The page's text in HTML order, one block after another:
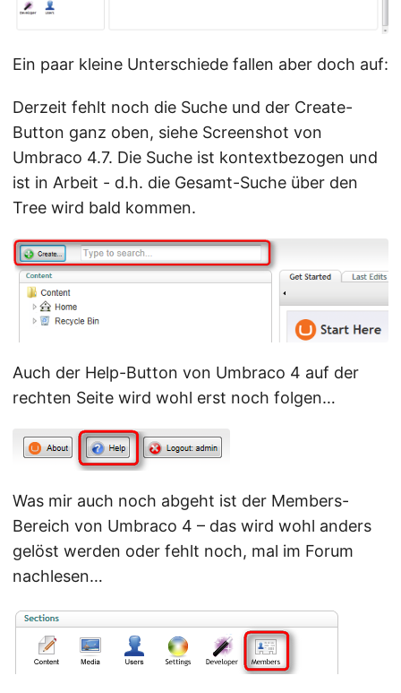
Ein paar kleine Unterschiede fallen aber doch auf:
Derzeit fehlt noch die Suche und der Create-
Button ganz oben, siehe Screenshot von
Umbraco 4.7. Die Suche ist kontextbezogen und
ist in Arbeit - d.h. die Gesamt-Suche über den
Tree wird bald kommen.
Auch der Help-Button von Umbraco 4 auf der
rechten Seite wird wohl erst noch folgen…
Was mir auch noch abgeht ist der Members-
Bereich von Umbraco 4 – das wird wohl anders
gelöst werden oder fehlt noch, mal im Forum
nachlesen…